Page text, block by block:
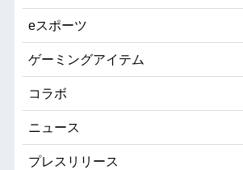
eスポーツ
ゲーミングアイテム
コラボ
ニュース
プレスリリース